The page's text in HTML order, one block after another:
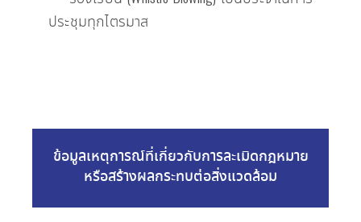
ประชุมทุกไตรมาส
ข้อมูลเหตุการณ์ที่เกี่ยวกับการละเมิดกฎหมาย
หรือสร้างผลกระทบต่อสิ่งแวดล้อม